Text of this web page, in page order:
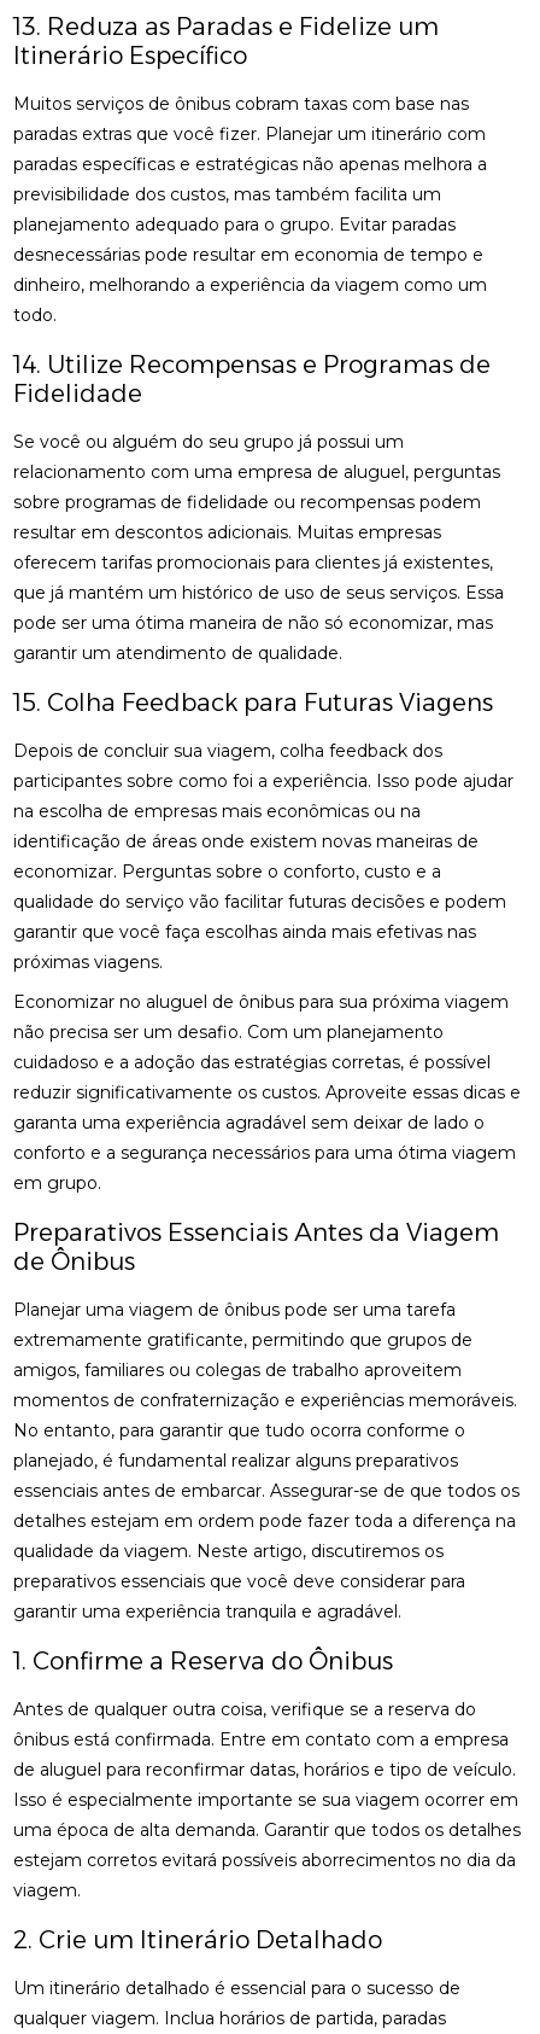
13. Reduza as Paradas e Fidelize um
Itinerário Específico
Muitos serviços de ônibus cobram taxas com base nas
paradas extras que você fizer. Planejar um itinerário com
paradas específicas e estratégicas não apenas melhora a
previsibilidade dos custos, mas também facilita um
planejamento adequado para o grupo. Evitar paradas
desnecessárias pode resultar em economia de tempo e
dinheiro, melhorando a experiência da viagem como um
todo.
14. Utilize Recompensas e Programas de
Fidelidade
Se você ou alguém do seu grupo já possui um
relacionamento com uma empresa de aluguel, perguntas
sobre programas de fidelidade ou recompensas podem
resultar em descontos adicionais. Muitas empresas
oferecem tarifas promocionais para clientes já existentes,
que já mantém um histórico de uso de seus serviços. Essa
pode ser uma ótima maneira de não só economizar, mas
garantir um atendimento de qualidade.
15. Colha Feedback para Futuras Viagens
Depois de concluir sua viagem, colha feedback dos
participantes sobre como foi a experiência. Isso pode ajudar
na escolha de empresas mais econômicas ou na
identificação de áreas onde existem novas maneiras de
economizar. Perguntas sobre o conforto, custo e a
qualidade do serviço vão facilitar futuras decisões e podem
garantir que você faça escolhas ainda mais efetivas nas
próximas viagens.
Economizar no aluguel de ônibus para sua próxima viagem
não precisa ser um desafio. Com um planejamento
cuidadoso e a adoção das estratégias corretas, é possível
reduzir significativamente os custos. Aproveite essas dicas e
garanta uma experiência agradável sem deixar de lado o
conforto e a segurança necessários para uma ótima viagem
em grupo.
Preparativos Essenciais Antes da Viagem
de Ônibus
Planejar uma viagem de ônibus pode ser uma tarefa
extremamente gratificante, permitindo que grupos de
amigos, familiares ou colegas de trabalho aproveitem
momentos de confraternização e experiências memoráveis.
No entanto, para garantir que tudo ocorra conforme o
planejado, é fundamental realizar alguns preparativos
essenciais antes de embarcar. Assegurar-se de que todos os
detalhes estejam em ordem pode fazer toda a diferença na
qualidade da viagem. Neste artigo, discutiremos os
preparativos essenciais que você deve considerar para
garantir uma experiência tranquila e agradável.
1. Confirme a Reserva do Ônibus
Antes de qualquer outra coisa, verifique se a reserva do
ônibus está confirmada. Entre em contato com a empresa
de aluguel para reconfirmar datas, horários e tipo de veículo.
Isso é especialmente importante se sua viagem ocorrer em
uma época de alta demanda. Garantir que todos os detalhes
estejam corretos evitará possíveis aborrecimentos no dia da
viagem.
2. Crie um Itinerário Detalhado
Um itinerário detalhado é essencial para o sucesso de
qualquer viagem. Inclua horários de partida, paradas